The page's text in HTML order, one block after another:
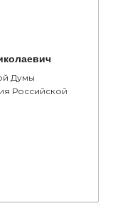
Думы
Российской